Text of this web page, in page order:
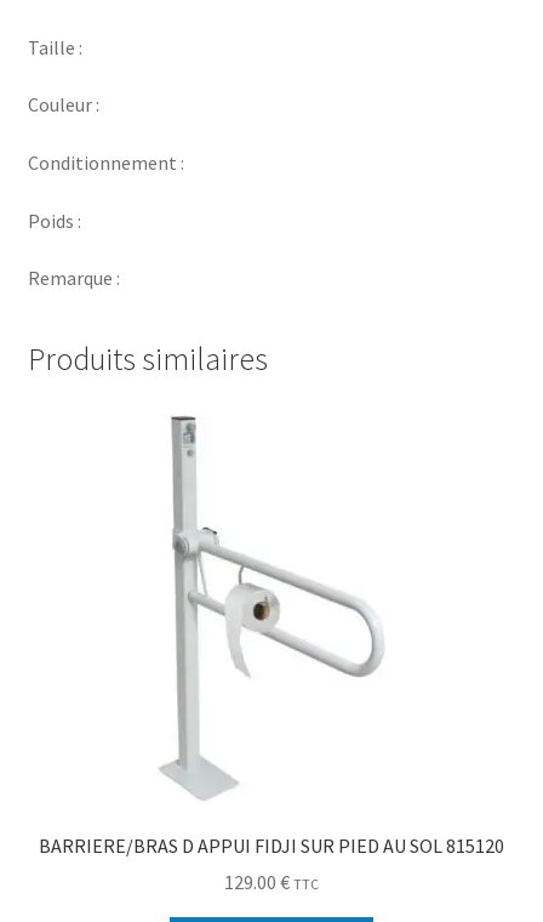
Taille :
Couleur :
Conditionnement :
Poids :
Remarque :
Produits similaires
BARRIERE/BRAS D APPUI FIDJI SUR PIED AU SOL 815120
129.00 € TTC